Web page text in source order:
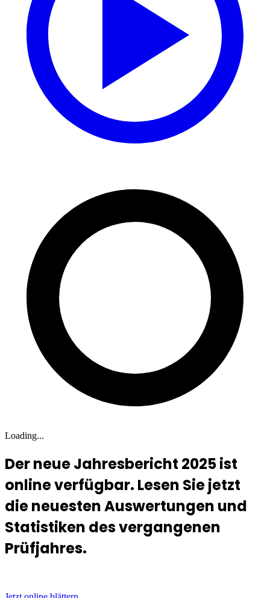
Loading...
Der neue Jahresbericht 2025 ist
online verfügbar. Lesen Sie jetzt
die neuesten Auswertungen und
Statistiken des vergangenen
Prüfjahres.